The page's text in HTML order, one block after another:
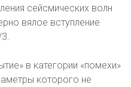
сейсмических волн
вялое вступление
в категории «помехи»
которого не